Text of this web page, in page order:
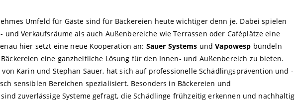
Umfeld für Gäste sind für Bäckereien heute wichtiger denn je. Dabei spielen
und Verkaufsräume als auch Außenbereiche wie Terrassen oder Caféplätze eine
hier setzt eine neue Kooperation an: Sauer Systems undVapowesp bündeln
eine ganzheitliche Lösung für den Innen- und Außenbereich zu bieten.
von Karin und Stephan Sauer, hat sich auf professionelle Schädlingsprävention und -
sensiblen Bereichen spezialisiert. Besonders in Bäckereien und
zuverlässige Systeme gefragt, die Schädlinge frühzeitig erkennen und nachhaltig